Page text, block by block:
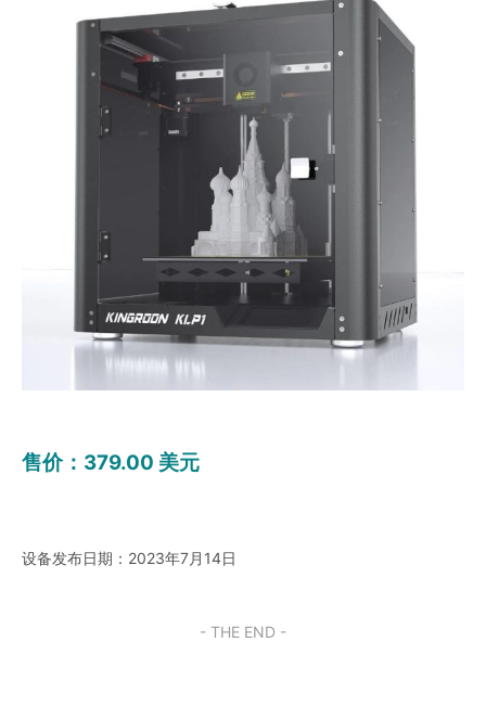
售价：379.00 美元
设备发布日期：2023年7月14日
- THE END -